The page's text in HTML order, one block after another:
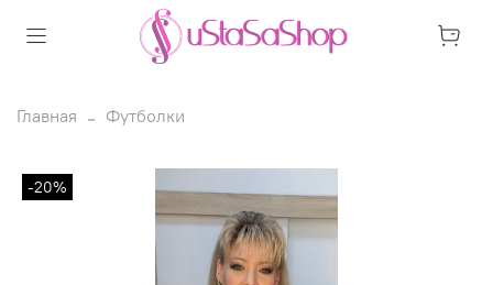
Главная Футболки
-20%